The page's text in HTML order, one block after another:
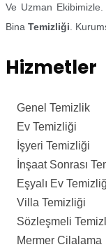
Ve Uzman Ekibimizle.
Bina Temizliği .
Hizmetler
Genel Temizlik
Ev Temizliği
İşyeri Temizliği
İnşaat Sonrası
Eşyalı Ev
Villa Temizliği
Sözleşmeli
Mermer Cilalama